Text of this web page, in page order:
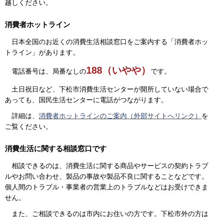
越しください。
消費者ホットライン
日本全国のお近くの消費生活相談窓口をご案内する「消費者ホッ
トライン」があります。
電話番号は、局番なしの188（いやや） です。
土日祝日など、下松市消費生活センターが開所していない場合で
あっても、国民生活センターに電話がつながります。
詳細は、 消費者ホットラインのご案内（外部サイトへリンク） を
ご覧ください。
消費生活に関する相談窓口です
相談できるのは、消費生活に関する商品やサービスの契約トラブ
ルやお問い合わせ、製品の事故や製品不良に関することなどです。
個人間のトラブル・事業者の営業上のトラブルなどはお受けできま
せん。
また、ご相談できるのは市内にお住いの方です。下松市外の方は